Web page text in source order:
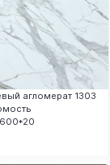
агломерат 1303